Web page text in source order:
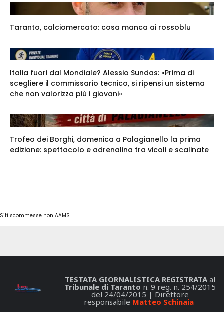
Taranto, calciomercato: cosa manca ai rossoblu
Italia fuori dal Mondiale? Alessio Sundas: «Prima di
scegliere il commissario tecnico, si ripensi un sistema
che non valorizza più i giovani»
Trofeo dei Borghi, domenica a Palagianello la prima
edizione: spettacolo e adrenalina tra vicoli e scalinate
Siti scommesse non AAMS
TESTATA GIORNALISTICA REGISTRATAal
Tribunale di Taranto n. 9 reg. n. 254/2015
del 24/04/2015 | Direttore
responsabile Matteo Schinaia